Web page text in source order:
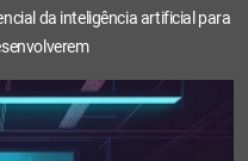
da inteligência artificial para